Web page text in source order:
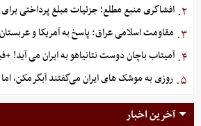
۲. افشاگری منبع مطلع؛ جزئیات مبلغ پرداختی
۳. مقاومت اسلامی عراق: پاسخ به آمریکا و عربستان
۴. آمیتاب باچان دوست نتانیاهو به ایران می آید!
۵. روزی به موشک‌ های ایران می‌گفتند آبگرمکن، اما
آخرین اخبار